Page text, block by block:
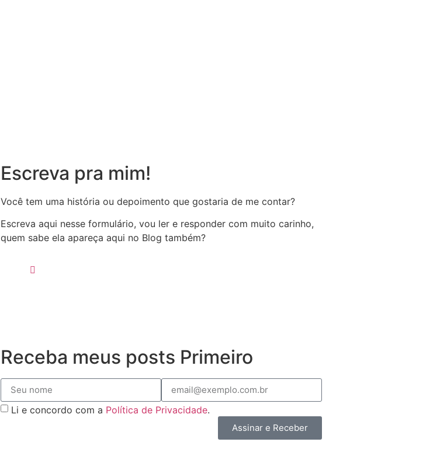
Escreva pra mim!
Você tem uma história ou depoimento que gostaria de me contar?
Escreva aqui nesse formulário, vou ler e responder com muito carinho,
quem sabe ela apareça aqui no Blog também?
Receba meus posts Primeiro
Li e concordo com a Política de Privacidade.
Assinar e Receber